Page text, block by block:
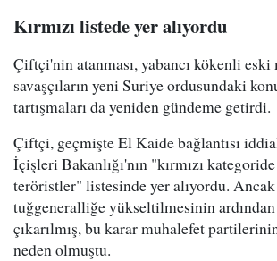
Kırmızı listede yer alıyordu
Çiftçi'nin atanması, yabancı kökenli
savaşçıların yeni Suriye ordusundaki
tartışmaları da yeniden gündeme getirdi.
Çiftçi, geçmişte El Kaide bağlantısı
İçişleri Bakanlığı'nın "kırmızı
teröristler" listesinde yer alıyordu.
tuğgeneralliğe yükseltilmesinin ardından
çıkarılmış, bu karar muhalefet
neden olmuştu.